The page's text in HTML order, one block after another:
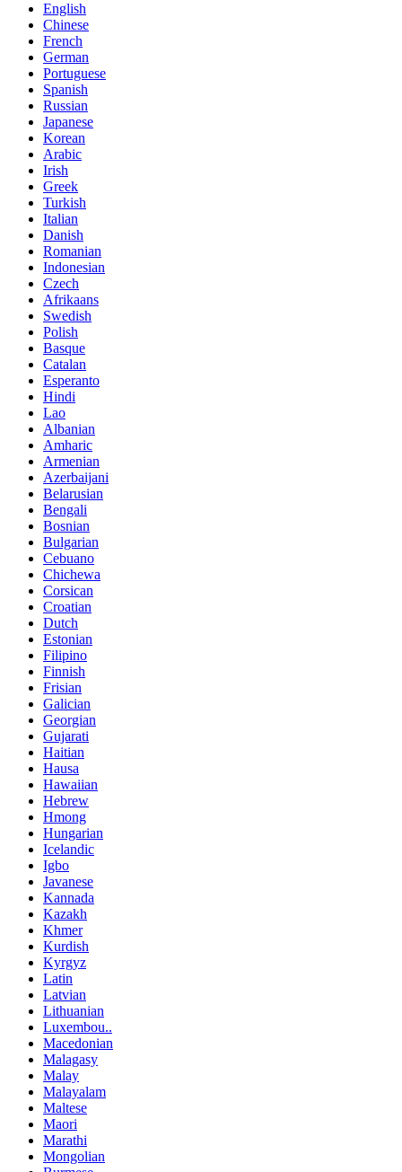
English
Chinese
French
German
Portuguese
Spanish
Russian
Japanese
Korean
Arabic
Irish
Greek
Turkish
Italian
Danish
Romanian
Indonesian
Czech
Afrikaans
Swedish
Polish
Basque
Catalan
Esperanto
Hindi
Lao
Albanian
Amharic
Armenian
Azerbaijani
Belarusian
Bengali
Bosnian
Bulgarian
Cebuano
Chichewa
Corsican
Croatian
Dutch
Estonian
Filipino
Finnish
Frisian
Galician
Georgian
Gujarati
Haitian
Hausa
Hawaiian
Hebrew
Hmong
Hungarian
Icelandic
Igbo
Javanese
Kannada
Kazakh
Khmer
Kurdish
Kyrgyz
Latin
Latvian
Lithuanian
Luxembou..
Macedonian
Malagasy
Malay
Malayalam
Maltese
Maori
Marathi
Mongolian